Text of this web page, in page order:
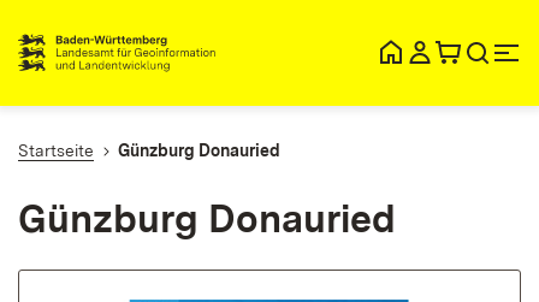
Startseite Günzburg Donauried
Günzburg Donauried